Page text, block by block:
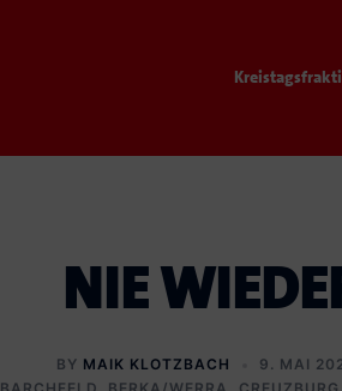
NIE
BY MAIK KLOTZBACH
9. MAI